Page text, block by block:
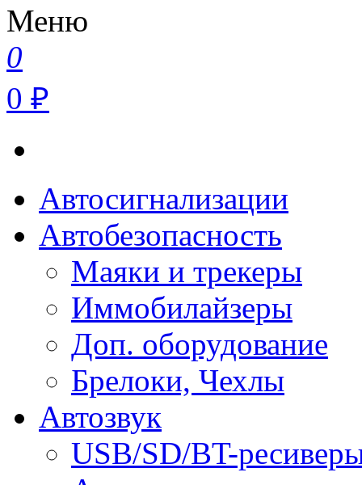
Меню
0
0 ₽
Автосигнализации
Автобезопасность
Маяки и трекеры
Иммобилайзеры
Доп. оборудование
Брелоки, Чехлы
Автозвук
USB/SD/BT-